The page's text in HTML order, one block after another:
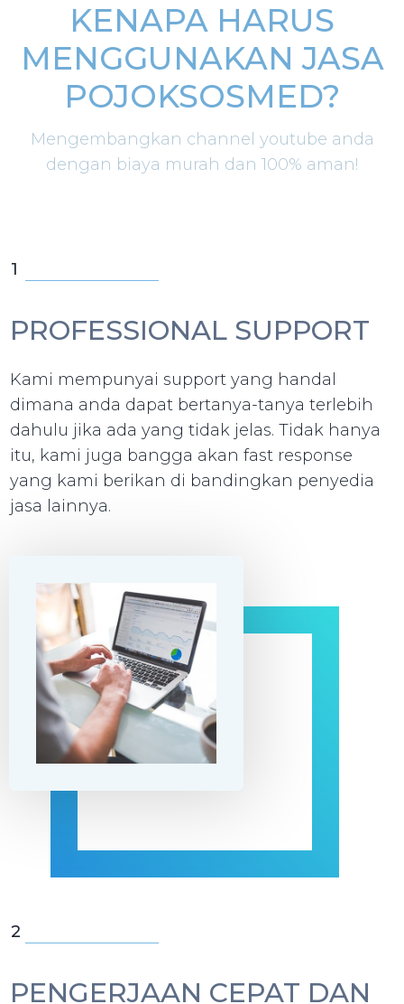
KENAPA HARUS
MENGGUNAKAN JASA
POJOKSOSMED?
Mengembangkan channel youtube anda
dengan biaya murah dan 100% aman!
1
PROFESSIONAL SUPPORT
Kami mempunyai support yang handal
dimana anda dapat bertanya-tanya terlebih
dahulu jika ada yang tidak jelas. Tidak hanya
itu, kami juga bangga akan fast response
yang kami berikan di bandingkan penyedia
jasa lainnya.
2
PENGERJAAN CEPAT DAN